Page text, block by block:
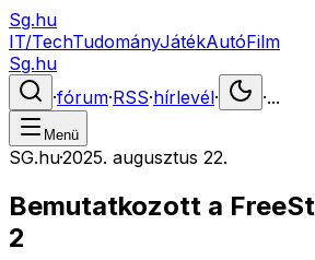
Sg.hu
IT/TechTudományJátékAutóFilm
Sg.hu
·fórum·RSS·hírlevél· ·...
Menü
SG.hu·2025. augusztus 22.
Bemutatkozott a
2